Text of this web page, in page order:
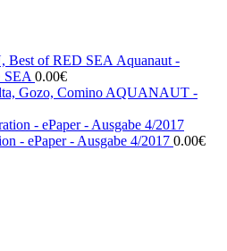
Aquanaut -
SEA 0.00€
AQUANAUT -
- ePaper - Ausgabe 4/2017 0.00€